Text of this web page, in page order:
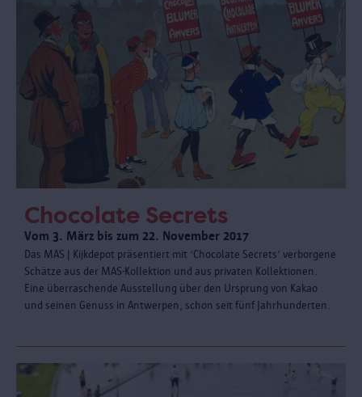
Chocolate Secrets
Vom 3. März bis zum 22. November 2017
Das MAS | Kijkdepot präsentiert mit ‘Chocolate Secrets’ verborgene
Schätze aus der MAS-Kollektion und aus privaten Kollektionen.
Eine überraschende Ausstellung über den Ursprung von Kakao
und seinen Genuss in Antwerpen, schon seit fünf Jahrhunderten.